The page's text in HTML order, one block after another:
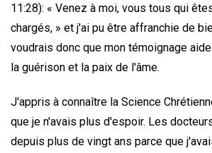
11:28): « Venez à moi, vous tous qui
chargés, » et j'ai pu être affranchie de
voudrais donc que mon témoignage
la guérison et la paix de l'âme.
J'appris à connaître la Science
que je n'avais plus d'espoir. Les
depuis plus de vingt ans parce que